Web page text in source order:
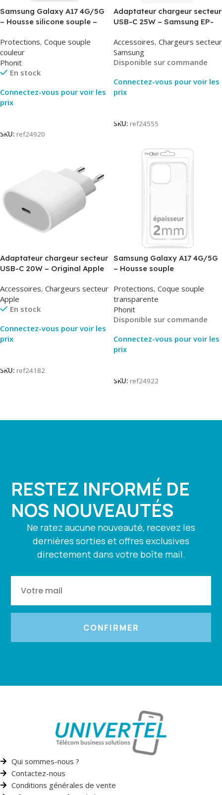
Samsung Galaxy A17 4G/5G
– Housse silicone souple –
Protections, Coque souple
couleur
Phonit
En stock
Connectez-vous pour voir les
prix
SKU: ref24920
Adaptateur chargeur secteur
USB-C 25W – Samsung EP-
Packaging Original
Accessoires, Chargeurs secteur
Samsung
Disponible sur commande
Connectez-vous pour voir les
prix
SKU: ref24555
Adaptateur chargeur secteur
USB-C 20W – Original Apple
Accessoires, Chargeurs secteur
Apple
En stock
Connectez-vous pour voir les
prix
SKU: ref24182
Samsung Galaxy A17 4G/5G
– Housse souple
Protections, Coque souple
transparente
Phonit
Disponible sur commande
Connectez-vous pour voir les
prix
SKU: ref24922
RESTEZ INFORMÉ DE
NOS NOUVEAUTÉS
Ne ratez aucune nouveauté, recevez les
dernières sorties et offres exclusives
directement dans votre boîte mail.
CONFIRMER
Qui sommes-nous ?
Contactez-nous
Conditions générales de vente